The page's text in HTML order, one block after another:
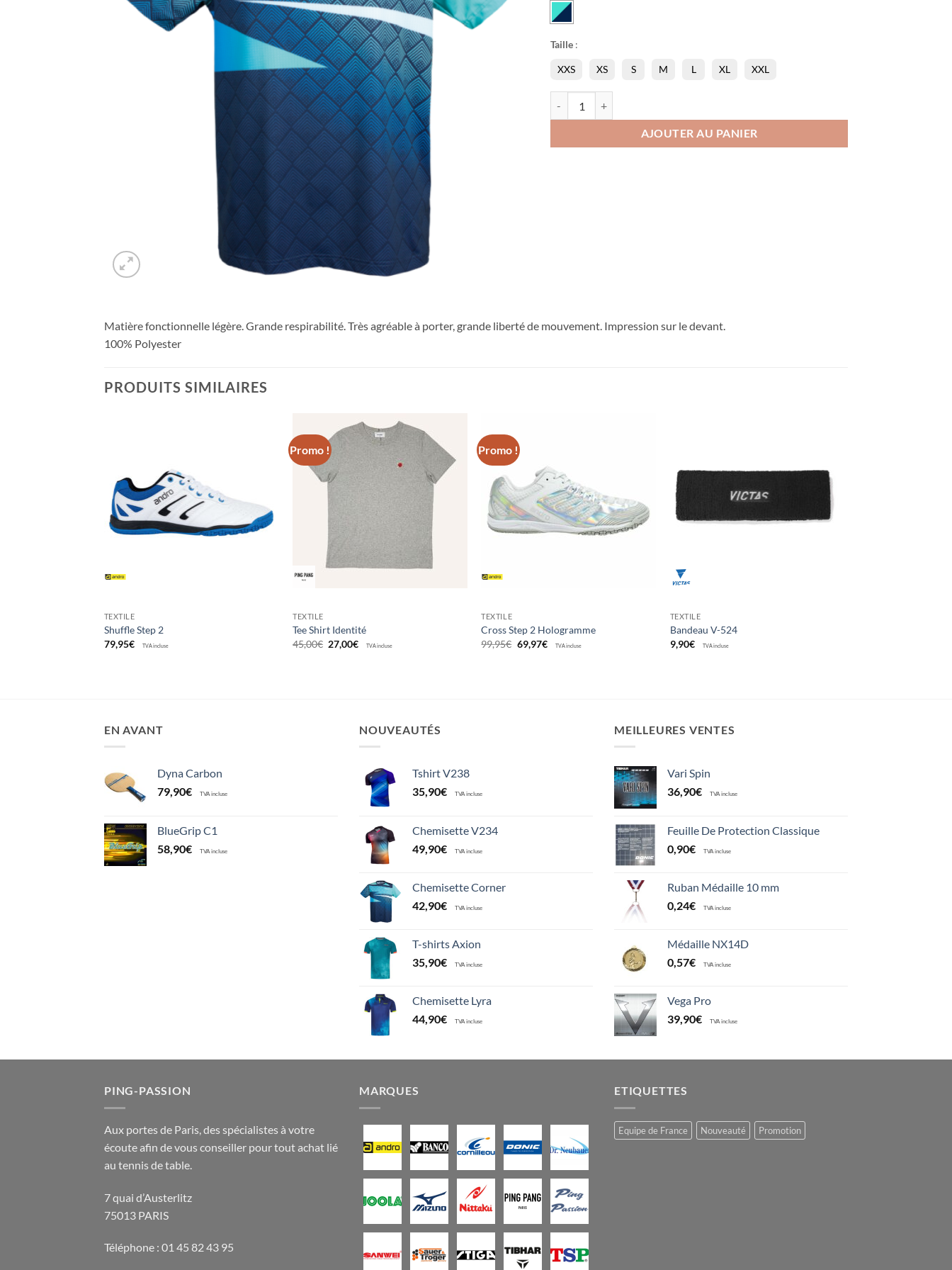
Taille :
XXS XS S M L XL XXL
AJOUTER AU PANIER
Matière fonctionnelle légère. Grande respirabilité. Très agréable à porter, grande liberté de mouvement. Impression sur le devant.
100% Polyester
PRODUITS SIMILAIRES
TEXTILE
Shuffle Step 2
79,95€ TVA incluse
Promo !
Ajouter
souhaits
TEXTILE
Tee Shirt Identité
45,00€ Le
prix
27,00€LeTVA incluse
Promo !
TEXTILE
Cross Step 2 Hologramme
99,95€ Le
prix
69,97€LeTVA incluse
souhaits
TEXTILE
Bandeau V-524
9,90€ TVA incluse
EN AVANT
Dyna Carbon
79,90€ TVA incluse
BlueGrip C1
58,90€ TVA incluse
NOUVEAUTÉS
Tshirt V238
35,90€ TVA incluse
Chemisette V234
49,90€ TVA incluse
Chemisette Corner
42,90€ TVA incluse
T-shirts Axion
35,90€ TVA incluse
Chemisette Lyra
44,90€ TVA incluse
MEILLEURES VENTES
Vari Spin
36,90€ TVA incluse
Feuille De Protection Classique
0,90€ TVA incluse
Ruban Médaille 10 mm
0,24€ TVA incluse
Médaille NX14D
0,57€ TVA incluse
Vega Pro
39,90€ TVA incluse
PING-PASSION
Aux portes de Paris, des spécialistes à votre
écoute afin de vous conseiller pour tout achat lié
au tennis de table.
7 quai d’Austerlitz
75013 PARIS
Téléphone : 01 45 82 43 95
MARQUES ETIQUETTES
Equipe de France Nouveauté Promotion